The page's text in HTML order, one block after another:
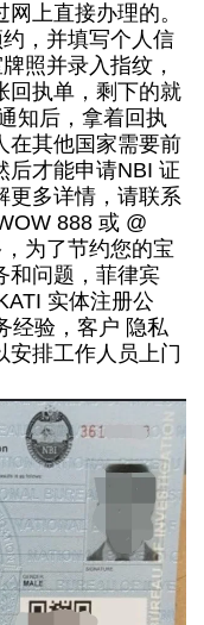
网上直接办理的。
，并填写个人信
照并录入指纹，
回执单，剩下的就
知后，拿着回执
在其他国家需要前
后才能申请NBI 证
更多详情，请联系
888 或 @
为了节约您的宝
和问题，菲律宾
实体注册公
经验，客户 隐私
安排工作人员上门